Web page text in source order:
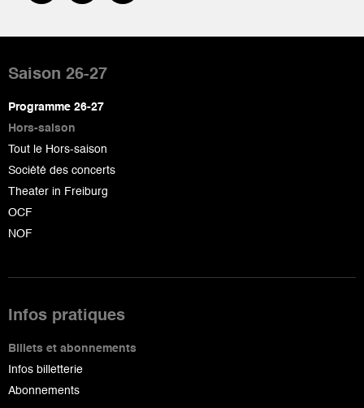
de
page
Saison 26-27
Programme 26-27
Hors-saison
Tout le Hors-saison
Société des concerts
Theater in Freiburg
OCF
NOF
Infos pratiques
Billets et abonnements
Infos billetterie
Abonnements